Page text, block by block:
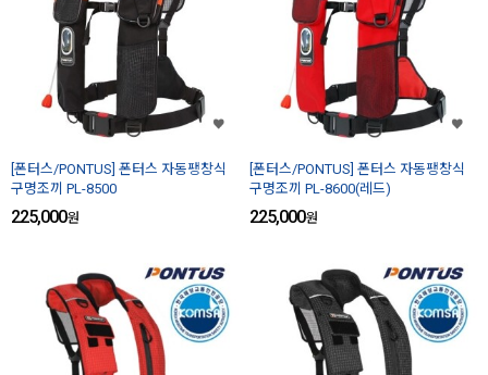
[폰터스/PONTUS] 폰터스 자동팽창식
구명조끼 PL-8500
225,000원
[폰터스/PONTUS] 폰터스 자동팽창식
구명조끼 PL-8600(레드)
225,000원